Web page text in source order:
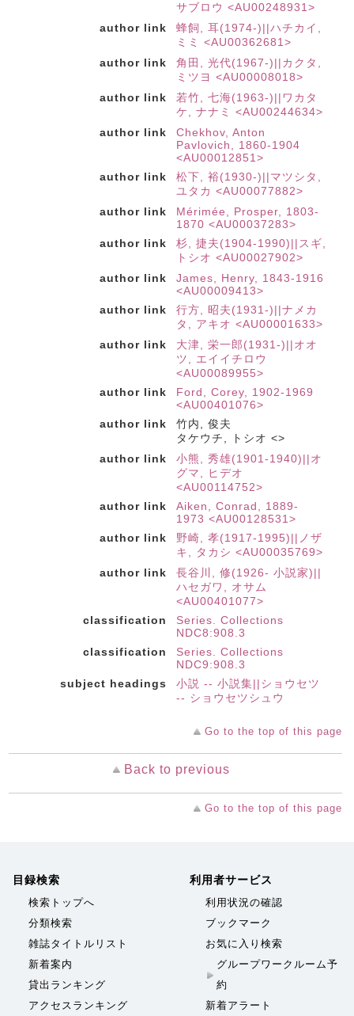
サブロウ <AU00248931>
author link
蜂飼, 耳(1974-)||ハチカイ,
ミミ <AU00362681>
author link
角田, 光代(1967-)||カクタ,
ミツヨ <AU00008018>
author link
若竹, 七海(1963-)||ワカタ
ケ, ナナミ <AU00244634>
author link
Chekhov, Anton
Pavlovich, 1860-1904
<AU00012851>
author link
松下, 裕(1930-)||マツシタ,
ユタカ <AU00077882>
author link
Mérimée, Prosper, 1803-
1870 <AU00037283>
author link
杉, 捷夫(1904-1990)||スギ,
トシオ <AU00027902>
author link
James, Henry, 1843-1916
<AU00009413>
author link
行方, 昭夫(1931-)||ナメカ
タ, アキオ <AU00001633>
author link
大津, 栄一郎(1931-)||オオ
ツ, エイイチロウ
<AU00089955>
author link
Ford, Corey, 1902-1969
<AU00401076>
author link
竹内, 俊夫
タケウチ, トシオ <>
author link
小熊, 秀雄(1901-1940)||オ
グマ, ヒデオ
<AU00114752>
author link
Aiken, Conrad, 1889-
1973 <AU00128531>
author link
野崎, 孝(1917-1995)||ノザ
キ, タカシ <AU00035769>
author link
長谷川, 修(1926- 小説家)||
ハセガワ, オサム
<AU00401077>
classification
Series. Collections
NDC8:908.3
classification
Series. Collections
NDC9:908.3
subject headings
小説 -- 小説集||ショウセツ
-- ショウセツシュウ
Go to the top of this page
Back to previous
Go to the top of this page
目録検索
検索トップへ
分類検索
雑誌タイトルリスト
新着案内
貸出ランキング
アクセスランキング
利用者サービス
利用状況の確認
ブックマーク
お気に入り検索
グループワークルーム予
約
新着アラート